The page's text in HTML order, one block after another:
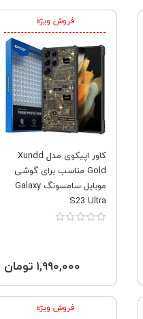
فروش ویژه
کاور اپیکوی مدل Xundd
Gold مناسب برای گوشی
موبایل سامسونگ Galaxy
S23 Ultra
۱,۹۹۰,۰۰۰ تومان
فروش ویژه